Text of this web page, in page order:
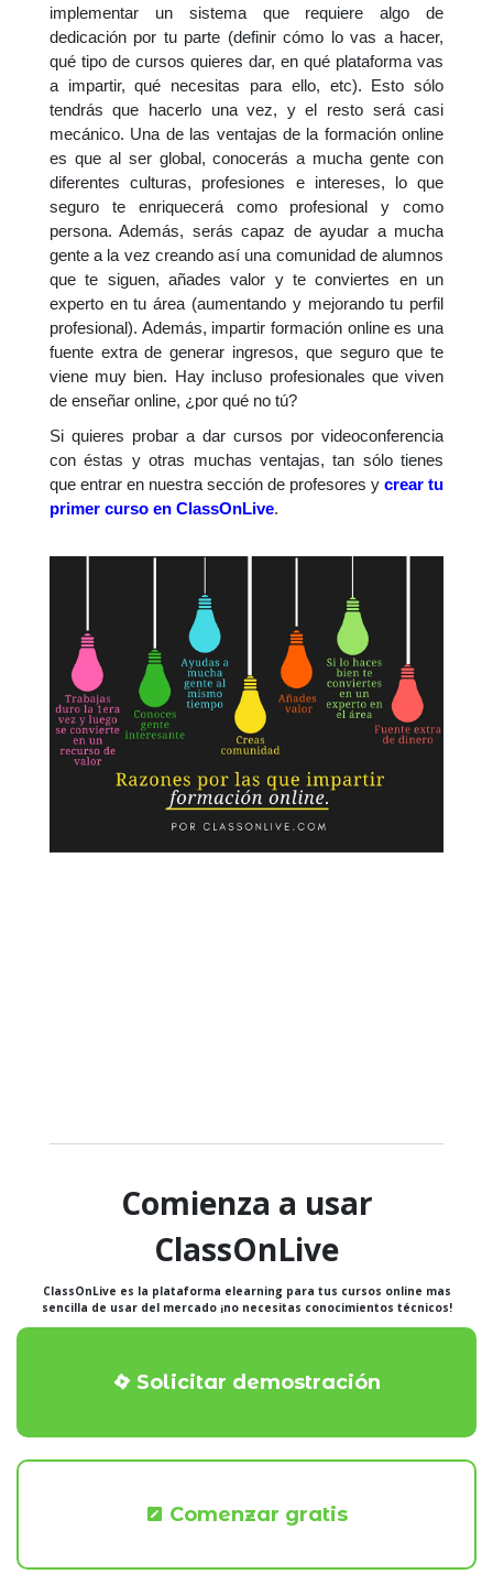
implementar un sistema que requiere algo de
dedicación por tu parte (definir cómo lo vas a hacer,
qué tipo de cursos quieres dar, en qué plataforma vas
a impartir, qué necesitas para ello, etc). Esto sólo
tendrás que hacerlo una vez, y el resto será casi
mecánico. Una de las ventajas de la formación online
es que al ser global, conocerás a mucha gente con
diferentes culturas, profesiones e intereses, lo que
seguro te enriquecerá como profesional y como
persona. Además, serás capaz de ayudar a mucha
gente a la vez creando así una comunidad de alumnos
que te siguen, añades valor y te conviertes en un
experto en tu área (aumentando y mejorando tu perfil
profesional). Además, impartir formación online es una
fuente extra de generar ingresos, que seguro que te
viene muy bien. Hay incluso profesionales que viven
de enseñar online, ¿por qué no tú?
Si quieres probar a dar cursos por videoconferencia
con éstas y otras muchas ventajas, tan sólo tienes
que entrar en nuestra sección de profesores ycrear tu
primer curso en ClassOnLive.
Comienza a usar
ClassOnLive
ClassOnLive es la plataforma elearning para tus cursos online mas
sencilla de usar del mercado ¡no necesitas conocimientos técnicos!
Solicitar demostración
Comenzar gratis